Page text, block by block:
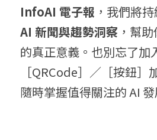
InfoAI 電子報 ，我們將
AI 新聞與趨勢洞察 ，幫
的真正意義。也別忘了加
［QRCode］／［按鈕］
隨時掌握值得關注的 AI